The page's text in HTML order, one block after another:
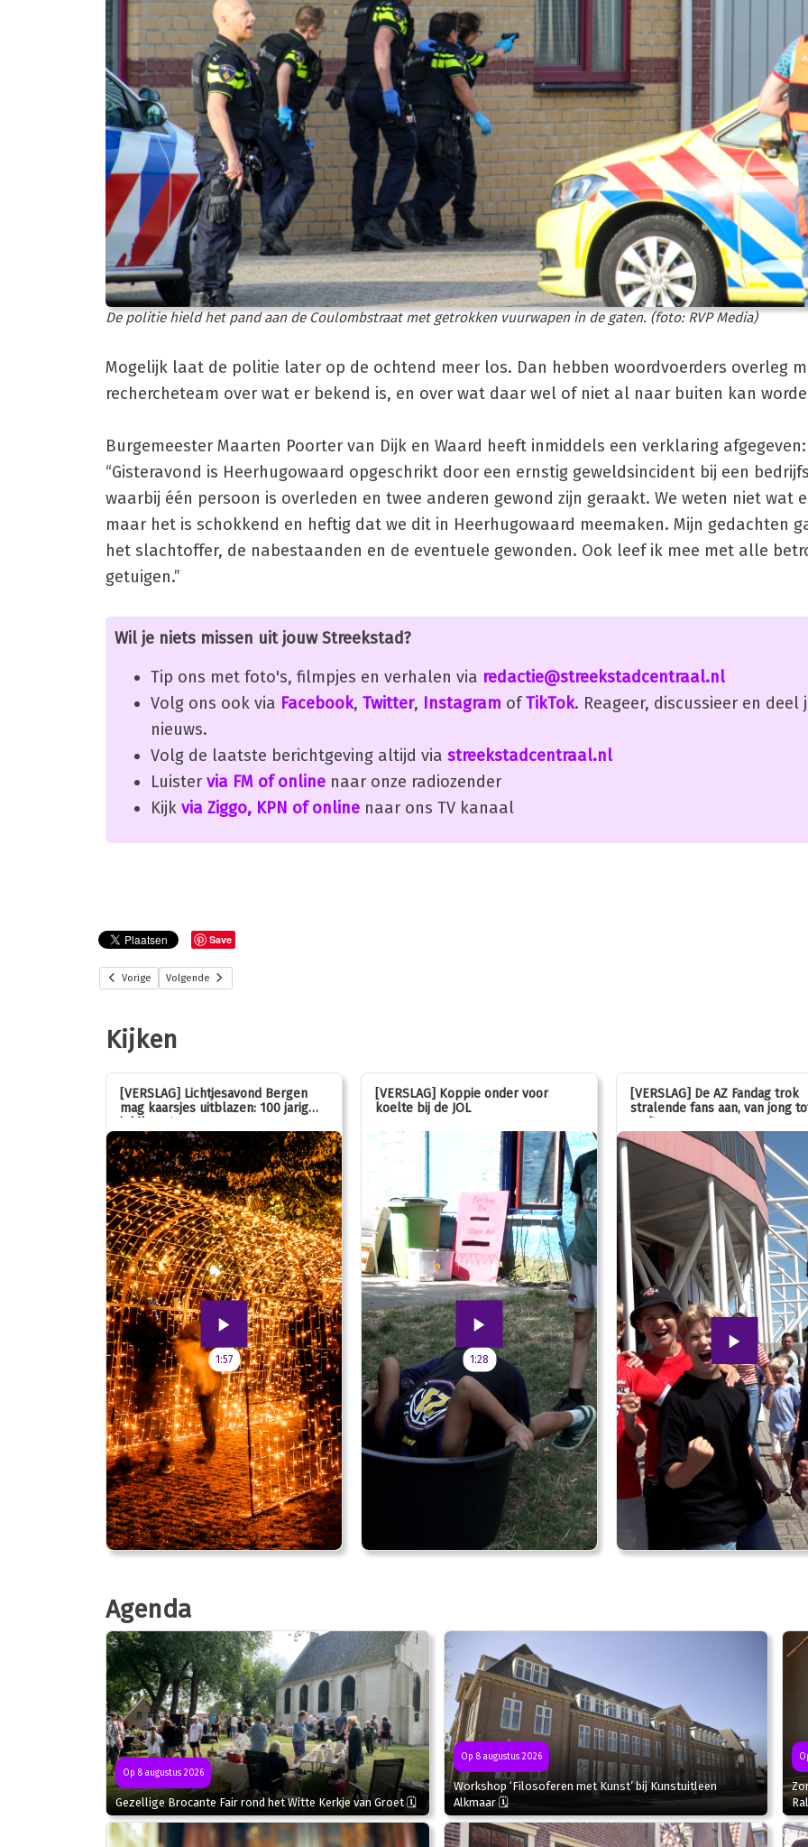
De politie hield het pand aan de Coulombstraat met getrokken vuurwapen in de gaten. (foto: RVP Media)
Mogelijk laat de politie later op de ochtend meer los. Dan hebben woordvoerders overleg
rechercheteam over wat er bekend is, en over wat daar wel of niet al naar buiten kan
Burgemeester Maarten Poorter van Dijk en Waard heeft inmiddels een verklaring afgegeven:
“Gisteravond is Heerhugowaard opgeschrikt door een ernstig geweldsincident bij een
waarbij één persoon is overleden en twee anderen gewond zijn geraakt. We weten niet wat
maar het is schokkend en heftig dat we dit in Heerhugowaard meemaken. Mijn gedachten
het slachtoffer, de nabestaanden en de eventuele gewonden. Ook leef ik mee met alle
getuigen.”
Wil je niets missen uit jouw Streekstad?
Tip ons met foto's, filmpjes en verhalen via redactie@streekstadcentraal.nl
Volg ons ook via Facebook, Twitter, Instagram ofTikTok. Reageer, discussieer en deel
nieuws.
Volg de laatste berichtgeving altijd via streekstadcentraal.nl
Luister via FM of online naar onze radiozender
Kijk via Ziggo, KPN of online naar ons TV kanaal
Save
Vorige Volgende
Kijken
[VERSLAG] Lichtjesavond Bergen
mag kaarsjes uitblazen: 100 jarig
jubileum!
1:57
[VERSLAG] Koppie onder voor
koelte bij de JOL
1:28
[VERSLAG] De AZ Fandag trok
stralende fans aan, van jong
oud!
Agenda
Op 8 augustus 2026
Gezellige Brocante Fair rond het Witte Kerkje van Groet 🗓
Op 8 augustus 2026
Workshop ‘Filosoferen met Kunst’ bij Kunstuitleen
Alkmaar 🗓